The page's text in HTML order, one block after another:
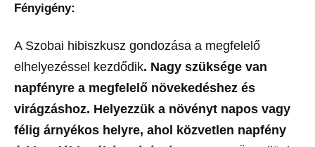
Fényigény:
A Szobai hibiszkusz gondozása a megfelelő
elhelyezéssel kezdődik. Nagy szüksége van
napfényre a megfelelő növekedéshez és
virágzáshoz. Helyezzük a növényt napos vagy
félig árnyékos helyre, ahol közvetlen napfény